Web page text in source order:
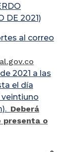
DE 2021)
al correo
2021 a las
el día
veintiuno
Deberá
presenta o